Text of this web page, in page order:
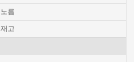
노름
재고